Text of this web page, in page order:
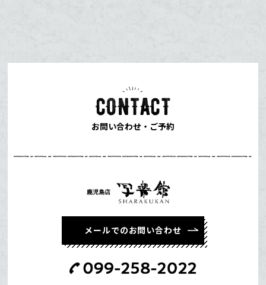
お問い合わせ・ご予約
メールでのお問い合わせ